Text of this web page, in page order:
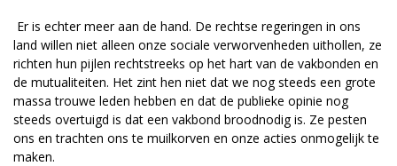
Er is echter meer aan de hand. De rechtse regeringen in ons
land willen niet alleen onze sociale verworvenheden uithollen, ze
richten hun pijlen rechtstreeks op het hart van de vakbonden en
de mutualiteiten. Het zint hen niet dat we nog steeds een grote
massa trouwe leden hebben en dat de publieke opinie nog
steeds overtuigd is dat een vakbond broodnodig is. Ze pesten
ons en trachten ons te muilkorven en onze acties onmogelijk te
maken.